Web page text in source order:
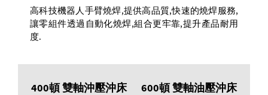
高科技機器人手臂燒焊,提供高品質,快速的燒焊服務,
讓零組件透過自動化燒焊,組合更牢靠,提升產品耐用
度.
400頓 雙軸沖壓沖床 600頓 雙軸油壓沖床